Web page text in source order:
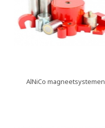
AlNiCo magneetsystemen